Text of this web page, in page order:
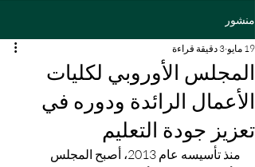
منشور
المجلس الأوروبي لكليات
الأعمال الرائدة ودوره في
تعزيز جودة التعليم
19 مايو 3 دقيقة قراءة
منذ تأسيسه عام 2013، أصبح المجلس